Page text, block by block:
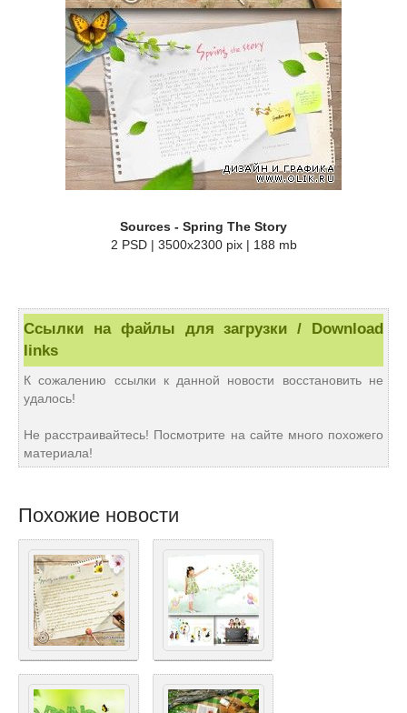
Sources - Spring The Story
2 PSD | 3500x2300 pix | 188 mb
Ссылки на файлы для загрузки / Download
links
К сожалению ссылки к данной новости восстановить не
удалось!
Не расстраивайтесь! Посмотрите на сайте много похожего
материала!
Похожие новости